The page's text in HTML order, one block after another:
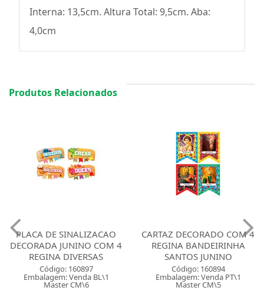
Interna: 13,5cm. Altura Total: 9,5cm. Aba:
4,0cm
Produtos Relacionados
PLACA DE SINALIZACAO
DECORADA JUNINO COM 4
REGINA DIVERSAS
Código: 160897
Embalagem: Venda BL\1
Master CM\6
CARTAZ DECORADO COM 4
REGINA BANDEIRINHA
SANTOS JUNINO
Código: 160894
Embalagem: Venda PT\1
Master CM\5